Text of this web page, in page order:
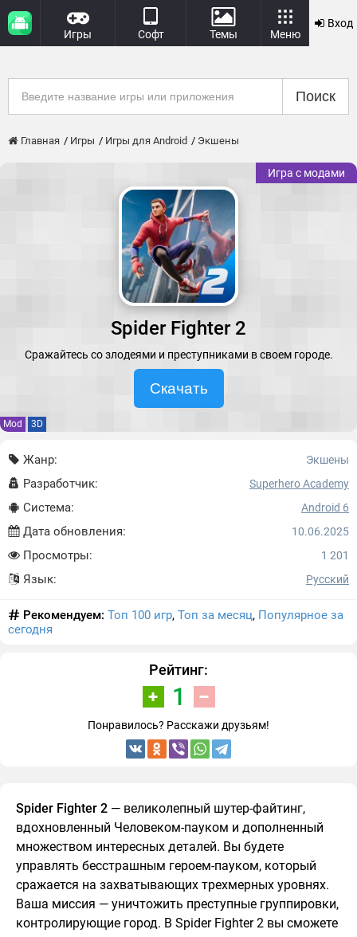
Игры Софт Темы Меню
Вход
Поиск
Главная Игры Игры для Android Экшены
Игра с модами
Spider Fighter 2
Сражайтесь со злодеями и преступниками в своем городе.
Скачать
Mod 3D
Жанр: Экшены
Разработчик: Superhero Academy
Система: Android 6
Дата обновления: 10.06.2025
Просмотры: 1 201
Язык: Русский
Рекомендуем: Топ 100 игр, Топ за месяц, Популярное за
сегодня
Рейтинг:
1
Понравилось? Расскажи друзьям!
Spider Fighter 2 — великолепный шутер-файтинг,
вдохновленный Человеком-пауком и дополненный
множеством интересных деталей. Вы будете
управлять бесстрашным героем-пауком, который
сражается на захватывающих трехмерных уровнях.
Ваша миссия — уничтожить преступные группировки,
контролирующие город. В Spider Fighter 2 вы сможете